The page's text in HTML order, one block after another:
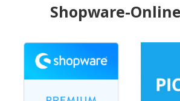
Shopware-